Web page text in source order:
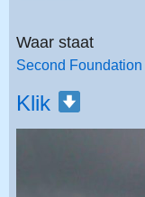
Waar staat
Second Foundation
Klik